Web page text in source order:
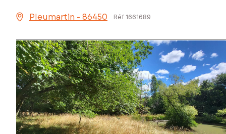
Pleumartin - 86450 Réf 1661689